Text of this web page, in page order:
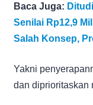
Baca Juga:
Senilai Rp12,9
Salah Konsep,
Yakni
dan diprioritaskan